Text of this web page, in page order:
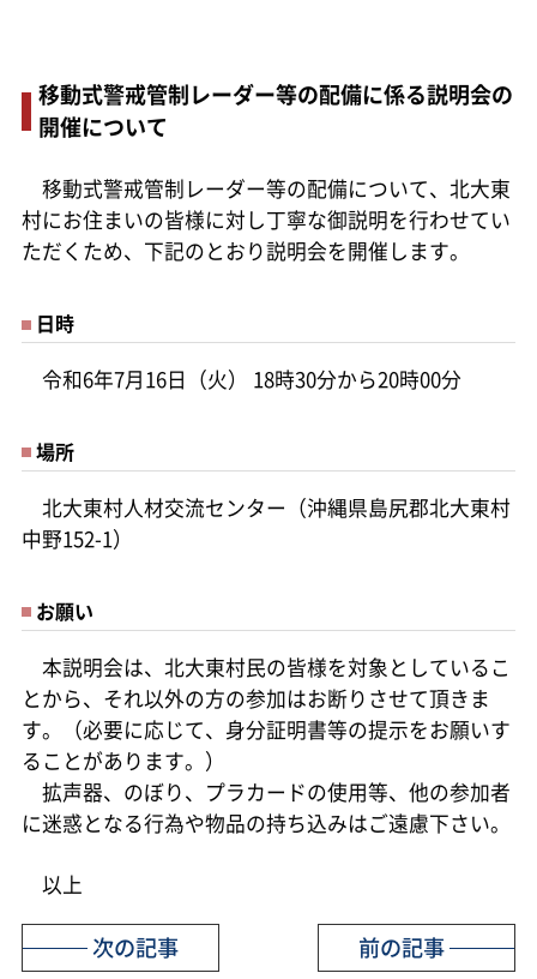
移動式警戒管制レーダー等の配備に係る説明会の
開催について
移動式警戒管制レーダー等の配備について、北大東
村にお住まいの皆様に対し丁寧な御説明を行わせてい
ただくため、下記のとおり説明会を開催します。
日時
令和6年7月16日（火） 18時30分から20時00分
場所
北大東村人材交流センター（沖縄県島尻郡北大東村
中野152-1）
お願い
本説明会は、北大東村民の皆様を対象としているこ
とから、それ以外の方の参加はお断りさせて頂きま
す。（必要に応じて、身分証明書等の提示をお願いす
ることがあります。）
拡声器、のぼり、プラカードの使用等、他の参加者
に迷惑となる行為や物品の持ち込みはご遠慮下さい。
以上
前の記事
次の記事